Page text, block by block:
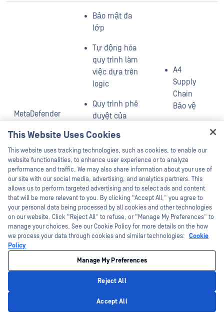
MetaDefender
tin được
quản lý™
Bảo mật đa
lớp
Tự động hóa
quy trình làm
việc dựa trên
logic
Quy trình phê
duyệt của
sát
Quét lại định
kỳ
Nhật ký kiểm
toán
Công cụ
chính sách
A4
Supply
Chain
Bảo vệ
B3
Đánh giá
và cải
Metascan
This Website Uses Cookies
This website uses tracking technologies, such as cookies, to enable our
website functionalities, to enhance user experience or to analyze
performance and traffic. We may also share information about your use of
our site with our social media, advertising, and analytics partners. This
allows us to perform targeted advertising and to select ads and content
that will be more relevant to you. By clicking “Accept All,” you agree to
your personal data being processed by all cookies and other technologies
on our website. Click “Reject All” to refuse, or “Manage My Preferences” to
manage your choices. See our Cookie Policy for more details on the how
we process your data through cookies and similar technologies: Cookie
Policy
Manage My Preferences
Reject All
Accept All
Hey there!
I'm Ozzy, your OPSWAT virtual assistant.
How can I help you secure what's critical
today?